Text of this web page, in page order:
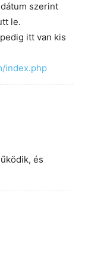
szerint
le.
itt van kis
index.php
és